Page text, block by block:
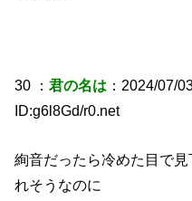
30 ：君の名は ：2024/07/
ID:g6l8Gd/r0.net
絢音だったら冷めた目で
れそうなのに